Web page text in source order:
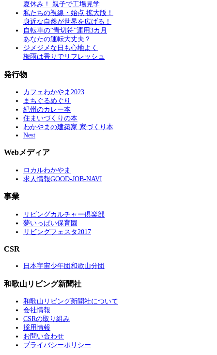
夏休み！ 親子で工場見学
私たちの視線・始点 拡大版！
身近な自然が世界を広げる！
自転車の“青切符”運用3カ月
あなたの運転大丈夫？
ジメジメな日も心地よく
梅雨は香りでリフレッシュ
発行物
カフェわかやま2023
まちぐるめぐり
紀州のカレー本
住まいづくりの本
わかやまの建築家 家づくり本
Nest
Webメディア
ロカルわかやま
求人情報GOOD-JOB-NAVI
事業
リビングカルチャー倶楽部
夢いっぱい保育園
リビングフェスタ2017
CSR
日本宇宙少年団和歌山分団
和歌山リビング新聞社
和歌山リビング新聞社について
会社情報
CSRの取り組み
採用情報
お問い合わせ
プライバシーポリシー